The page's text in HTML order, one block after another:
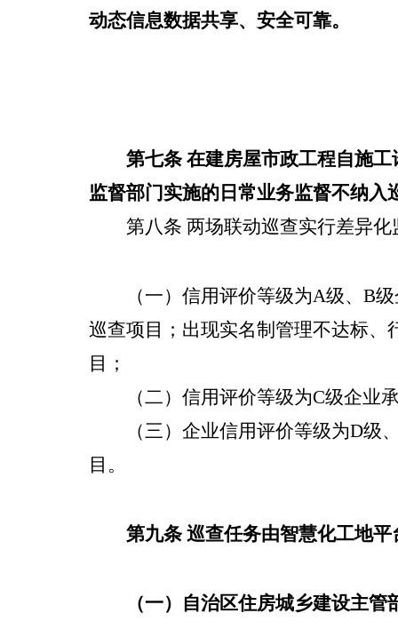
动态信息数据共享、安全可靠。
第七条 在建房屋市政工程自施工
监督部门 实施的日常业务监督不纳入
第八条 两场联动巡查实行差异
（一）信用评价等级为A级、B
巡查项目； 出现实名制管理不达标、
目；
（二）信用评价等级为C级企业
（三）企业信用评价等级为D级
目 。
第九条 巡查任务由智慧化工地
（一） 自治区住房城乡建设主管